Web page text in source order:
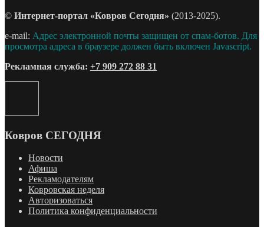
© Интернет-портал «Ковров Сегодня» (2013-2025).
e-mail: Адрес электронной почты защищен от спам-ботов. Для
просмотра адреса в браузере должен быть включен Javascript.
Рекламная служба: +7 909 272 88 31
Ковров СЕГОДНЯ
Новости
Афиша
Рекламодателям
Ковровская неделя
Авторизоваться
Политика конфиденциальности